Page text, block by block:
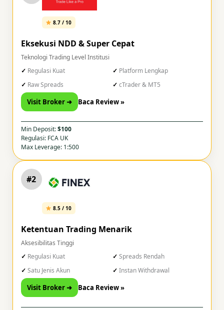
8.7 / 10
Eksekusi NDD & Super Cepat
Teknologi Trading Level Institusi
Regulasi Kuat
Platform Lengkap
Raw Spreads
cTrader & MT5
Visit Broker ➜ Baca Review »
Min Deposit:$100
Regulasi: FCA UK
Max Leverage: 1:500
#2
8.5 / 10
Ketentuan Trading Menarik
Aksesibilitas Tinggi
Regulasi Kuat
Spreads Rendah
Satu Jenis Akun
Instan Withdrawal
Visit Broker ➜ Baca Review »